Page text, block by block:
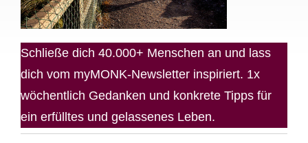
Schließe dich 40.000+ Menschen an und lass
dich vom myMONK-Newsletter inspiriert. 1x
wöchentlich Gedanken und konkrete Tipps für
ein erfülltes und gelassenes Leben.